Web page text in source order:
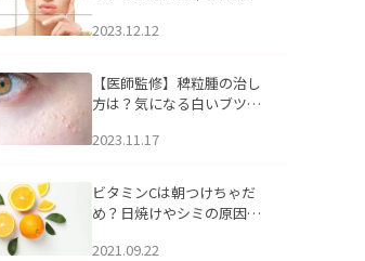
2023.12.12
【医師監修】稗粒腫の治し
方は？気になる白いブツブ
アについて
2023.11.17
ビタミンCは朝つけちゃだ
め？日焼けやシミの原因に
2021.09.22